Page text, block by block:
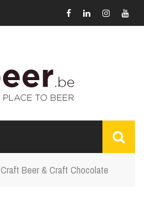
Craft Beer & Craft Chocolate